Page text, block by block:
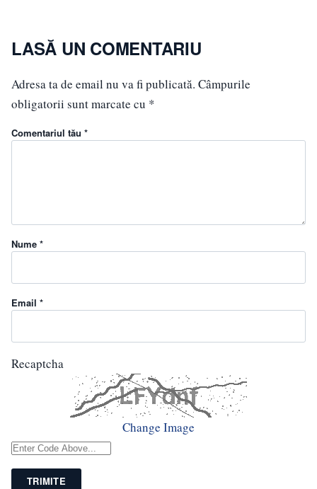
LASĂ UN COMENTARIU
Adresa ta de email nu va fi publicată. Câmpurile
obligatorii sunt marcate cu *
Comentariul tău *
Nume *
Email *
Recaptcha
Change Image
TRIMITE